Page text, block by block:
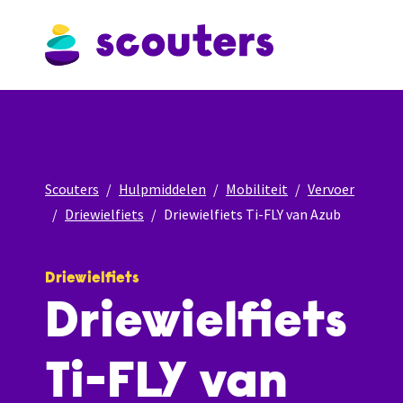
Scouters Hulpmiddelen Mobiliteit
Vervoer
Driewielfiets
Driewielfiets Ti-FLY van Azub
Driewielfiets
Driewielfiets
Ti-FLY van